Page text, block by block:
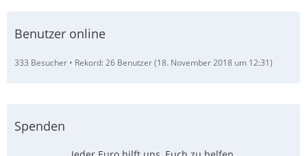
Benutzer online
333 Besucher Rekord: 26 Benutzer (18. November 2018 um 12:31)
Spenden